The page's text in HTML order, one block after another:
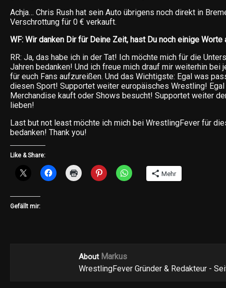
Achja… Chris Rush hat sein Auto übrigens noch direkt in
Verschrottung für 0 € verkauft.
WF: Wir danken Dir für Deine Zeit, hast Du noch einige Worte
RR: Ja, das habe ich in der Tat! Ich möchte mich für die
Jahren bedanken! Und ich freue mich drauf mir weiterhin bei
für euch Fans aufzureißen. Und das Wichtigste: Egal was
diesen Sport! Supportet weiter europäisches Wrestling!
Merchandise kauft oder Shows besucht! Supportet weiter
lieben!
Last but not least möchte ich mich bei WrestlingFever für
bedanken! Thank you!
Like & Share:
Mehr
Gefällt mir:
About Markus
WrestlingFever Gründer & Redakteur -